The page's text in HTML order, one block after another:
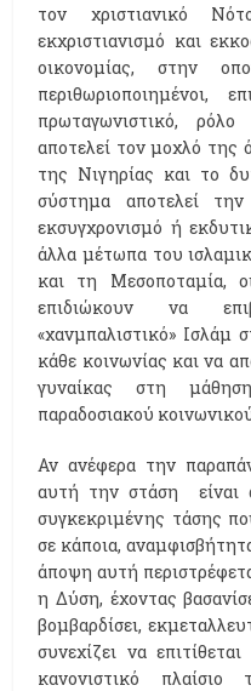
τον χριστιανικό
εκχριστιανισμό και
οικονομίας, στην
περιθωριοποιημένοι,
πρωταγωνιστικό,
αποτελεί τον μοχλό της
της Νιγηρίας και το
σύστημα αποτελεί
εκσυγχρονισμό ή
άλλα μέτωπα του
και τη Μεσοποταμία,
επιδιώκουν να
«χανμπαλιστικό» Ισλάμ
κάθε κοινωνίας και να
γυναίκας στη
παραδοσιακού
Αν ανέφερα την
αυτή την στάση είναι
συγκεκριμένης τάσης
σε κάποια,
άποψη αυτή
η Δύση, έχοντας
βομβαρδίσει,
συνεχίζει να
κανονιστικό